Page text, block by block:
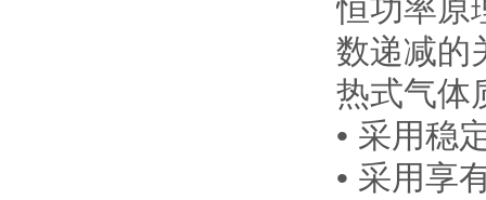
恒功率原
数递减的
热式气体
• 采用稳
• 采用享